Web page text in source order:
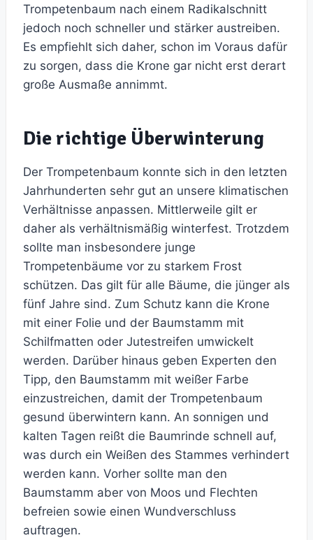
Trompetenbaum nach einem Radikalschnitt
jedoch noch schneller und stärker austreiben.
Es empfiehlt sich daher, schon im Voraus dafür
zu sorgen, dass die Krone gar nicht erst derart
große Ausmaße annimmt.
Die richtige Überwinterung
Der Trompetenbaum konnte sich in den letzten
Jahrhunderten sehr gut an unsere klimatischen
Verhältnisse anpassen. Mittlerweile gilt er
daher als verhältnismäßig winterfest. Trotzdem
sollte man insbesondere junge
Trompetenbäume vor zu starkem Frost
schützen. Das gilt für alle Bäume, die jünger als
fünf Jahre sind. Zum Schutz kann die Krone
mit einer Folie und der Baumstamm mit
Schilfmatten oder Jutestreifen umwickelt
werden. Darüber hinaus geben Experten den
Tipp, den Baumstamm mit weißer Farbe
einzustreichen, damit der Trompetenbaum
gesund überwintern kann. An sonnigen und
kalten Tagen reißt die Baumrinde schnell auf,
was durch ein Weißen des Stammes verhindert
werden kann. Vorher sollte man den
Baumstamm aber von Moos und Flechten
befreien sowie einen Wundverschluss
auftragen.